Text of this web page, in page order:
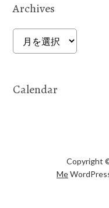
Archives
Archives
Calendar
Copyright
Me